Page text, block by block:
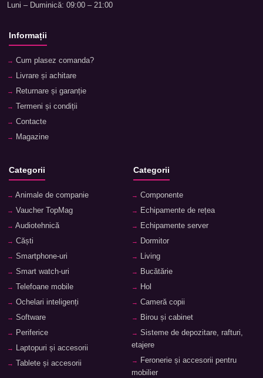
Luni – Duminică: 09:00 – 21:00
Informații
Cum plasez comanda?
Livrare și achitare
Returnare și garanție
Termeni și condiții
Contacte
Magazine
Categorii
Animale de companie
Vaucher TopMag
Audiotehnică
Căști
Smartphone-uri
Smart watch-uri
Telefoane mobile
Ochelari inteligenți
Software
Periferice
Laptopuri și accesorii
Tablete și accesorii
Categorii
Componente
Echipamente de rețea
Echipamente server
Dormitor
Living
Bucătărie
Hol
Cameră copii
Birou și cabinet
Sisteme de depozitare, rafturi,
etajere
Feronerie și accesorii pentru
mobilier